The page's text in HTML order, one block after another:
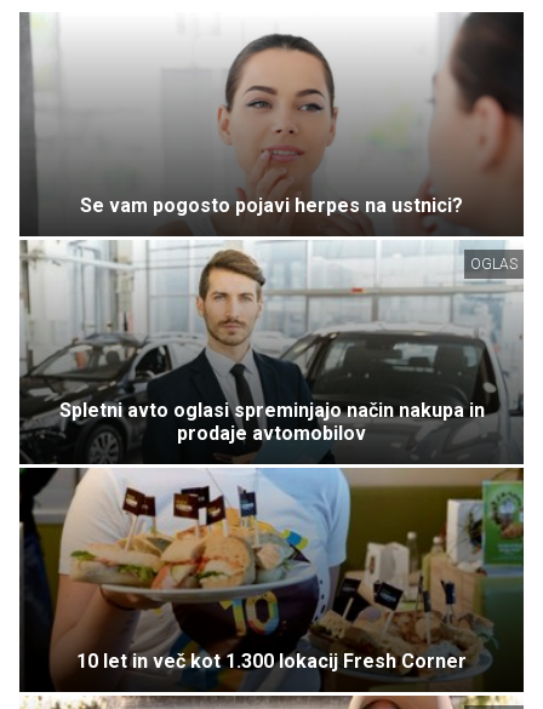
Se vam pogosto pojavi herpes na ustnici?
OGLAS
Spletni avto oglasi spreminjajo način nakupa in
prodaje avtomobilov
10 let in več kot 1.300 lokacij Fresh Corner